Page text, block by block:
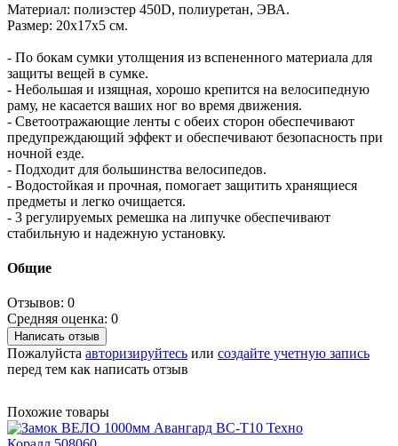
Материал: полиэстер 450D, полиуретан, ЭВА.
Размер: 20x17x5 см.
- По бокам сумки утолщения из вспененного материала для
защиты вещей в сумке.
- Небольшая и изящная, хорошо крепится на велосипедную
раму, не касается ваших ног во время движения.
- Светоотражающие ленты с обеих сторон обеспечивают
предупреждающий эффект и обеспечивают безопасность при
ночной езде.
- Подходит для большинства велосипедов.
- Водостойкая и прочная, помогает защитить хранящиеся
предметы и легко очищается.
- 3 регулируемых ремешка на липучке обеспечивают
стабильную и надежную установку.
Общие
Отзывов: 0
Средняя оценка: 0
Написать отзыв
Пожалуйста авторизируйтесь или создайте учетную запись
перед тем как написать отзыв
Похожие товары